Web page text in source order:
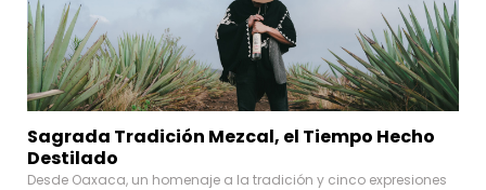
Sagrada Tradición Mezcal, el Tiempo Hecho
Destilado
Desde Oaxaca, un homenaje a la tradición y cinco expresiones